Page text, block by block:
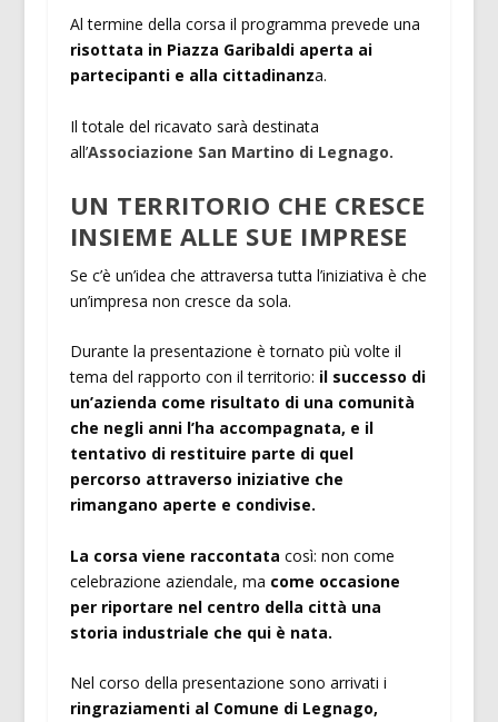
Al termine della corsa il programma prevede una
risottata in Piazza Garibaldi aperta ai
partecipanti e alla cittadinanza.
Il totale del ricavato sarà destinata
all’Associazione San Martino di Legnago.
UN TERRITORIO CHE CRESCE
INSIEME ALLE SUE IMPRESE
Se c’è un’idea che attraversa tutta l’iniziativa è che
un’impresa non cresce da sola.
Durante la presentazione è tornato più volte il
tema del rapporto con il territorio: il successo di
un’azienda come risultato di una comunità
che negli anni l’ha accompagnata, e il
tentativo di restituire parte di quel
percorso attraverso iniziative che
rimangano aperte e condivise.
La corsa viene raccontata così: non come
celebrazione aziendale, ma come occasione
per riportare nel centro della città una
storia industriale che qui è nata.
Nel corso della presentazione sono arrivati i
ringraziamenti al Comune di Legnago,